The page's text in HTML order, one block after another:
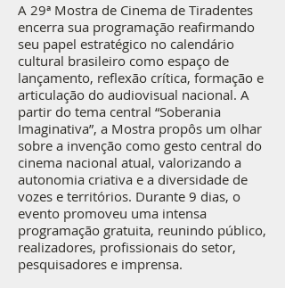
A 29ª Mostra de Cinema de Tiradentes
encerra sua programação reafirmando
seu papel estratégico no calendário
cultural brasileiro como espaço de
lançamento, reflexão crítica, formação e
articulação do audiovisual nacional. A
partir do tema central “Soberania
Imaginativa”, a Mostra propôs um olhar
sobre a invenção como gesto central do
cinema nacional atual, valorizando a
autonomia criativa e a diversidade de
vozes e territórios. Durante 9 dias, o
evento promoveu uma intensa
programação gratuita, reunindo público,
realizadores, profissionais do setor,
pesquisadores e imprensa.